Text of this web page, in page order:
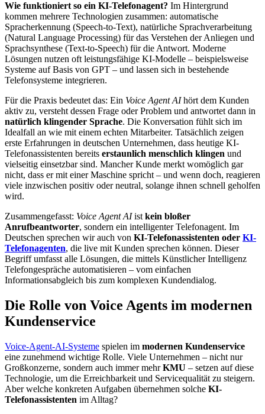
Wie funktioniert so ein KI-Telefonagent? Im Hintergrund
kommen mehrere Technologien zusammen: automatische
Spracherkennung (Speech-to-Text), natürliche Sprachverarbeitung
(Natural Language Processing) für das Verstehen der Anliegen und
Sprachsynthese (Text-to-Speech) für die Antwort. Moderne
Lösungen nutzen oft leistungsfähige KI-Modelle – beispielsweise
Systeme auf Basis von GPT – und lassen sich in bestehende
Telefonsysteme integrieren.
Für die Praxis bedeutet das: Ein Voice Agent AIhört dem Kunden
aktiv zu, versteht dessen Frage oder Problem und antwortet dann in
natürlich klingender Sprache. Die Konversation fühlt sich im
Idealfall an wie mit einem echten Mitarbeiter. Tatsächlich zeigen
erste Erfahrungen in deutschen Unternehmen, dass heutige KI-
Telefonassistenten bereits erstaunlich menschlich klingen und
vielseitig einsetzbar sind. Mancher Kunde merkt womöglich gar
nicht, dass er mit einer Maschine spricht – und wenn doch, reagieren
viele inzwischen positiv oder neutral, solange ihnen schnell geholfen
wird.
Zusammengefasst: Voice Agent AIist kein bloßer
Anrufbeantworter, sondern ein intelligenter Telefonagent. Im
Deutschen sprechen wir auch von KI-Telefonassistenten oder KI-
Telefonagenten, die live mit Kunden sprechen können. Dieser
Begriff umfasst alle Lösungen, die mittels Künstlicher Intelligenz
Telefongespräche automatisieren – vom einfachen
Informationsabgleich bis zum komplexen Kundendialog.
Die Rolle von Voice Agents im modernen
Kundenservice
Voice-Agent-AI-Systeme spielen im modernen Kundenservice
eine zunehmend wichtige Rolle. Viele Unternehmen – nicht nur
Großkonzerne, sondern auch immer mehrKMU – setzen auf diese
Technologie, um die Erreichbarkeit und Servicequalität zu steigern.
Aber welche konkreten Aufgaben übernehmen solche KI-
Telefonassistenten im Alltag?